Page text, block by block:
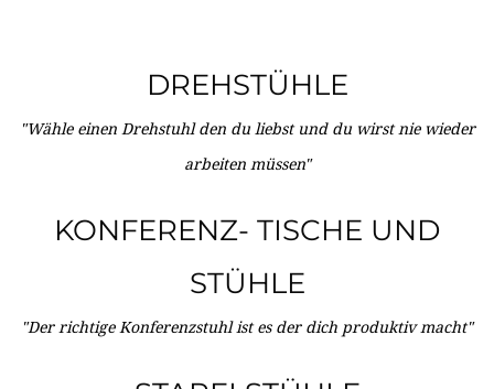
DREHSTÜHLE
"Wähle einen Drehstuhl den du liebst und du wirst nie wieder
arbeiten müssen"
KONFERENZ- TISCHE UND
STÜHLE
"Der richtige Konferenzstuhl ist es der dich produktiv macht"